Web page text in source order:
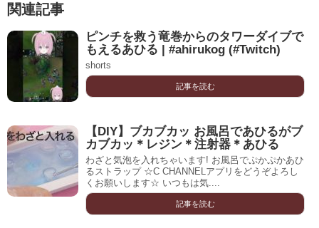
関連記事
ピンチを救う竜巻からのタワーダイブで
もえるあひる | #ahirukog (#Twitch)
shorts
記事を読む
【DIY】ブカブカッ お風呂であひるがブ
カブカッ＊レジン＊注射器＊あひる
わざと気泡を入れちゃいます! お風呂でぷかぷかあひ
るストラップ ☆C CHANNELアプリをどうぞよろし
くお願いします☆ いつもは気....
記事を読む